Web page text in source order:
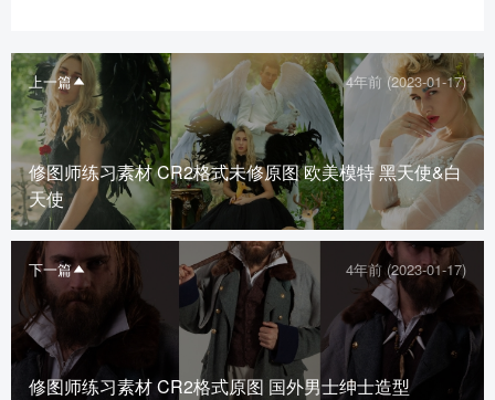
上一篇 4年前 (2023-01-17)
修图师练习素材 CR2格式未修原图 欧美模特 黑天使&白
天使
下一篇 4年前 (2023-01-17)
修图师练习素材 CR2格式原图 国外男士绅士造型